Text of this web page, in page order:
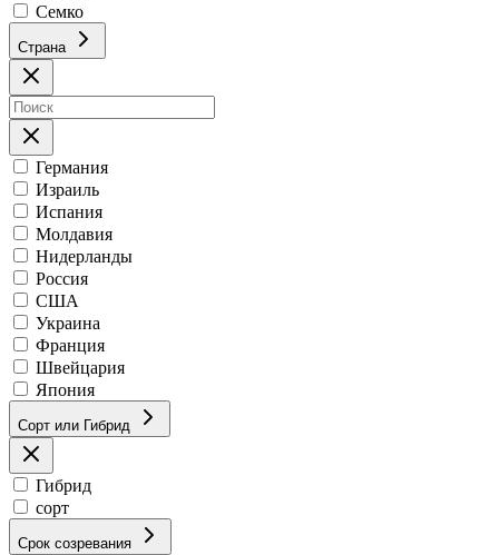
Семко
Страна
Германия
Израиль
Испания
Молдавия
Нидерланды
Россия
США
Украина
Франция
Швейцария
Япония
Сорт или Гибрид
Гибрид
сорт
Срок созревания